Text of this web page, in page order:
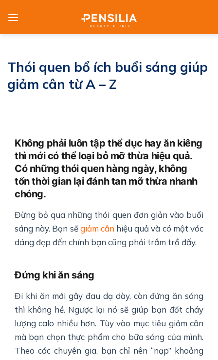
Thói quen bổ ích buổi sáng giúp
giảm cân từ A – Z
Không phải luôn tập thể dục hay ăn kiêng
thì mới có thể loại bỏ mỡ thừa hiệu quả.
Có những thói quen hàng ngày, không
tốn thời gian lại đánh tan mỡ thừa nhanh
chóng.
Đừng bỏ qua những thói quen đơn giản vào buổi
sáng này. Bạn sẽgiảm cânhiệu quả và có một vóc
dáng đẹp đến chính bạn cũng phải trầm trồ đấy.
Đứng khi ăn sáng
Đi khi ăn mới gây đau dạ dày, còn đứng ăn sáng
thì không hề. Ngược lại nó sẽ giúp bạn đốt cháy
lượng calo nhiều hơn. Tùy vào mục tiêu giảm cân
mà bạn chọn thực phẩm cho bữa sáng của mình.
Theo các chuyên gia, bạn chỉ nên “nạp” khoảng